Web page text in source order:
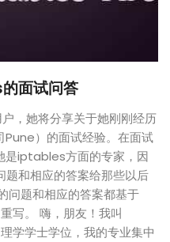
面试问答
，她将分享关于她刚刚经历
Pune）的面试经验。在面试
是iptables方面的专家，因
和相应的答案给那些以后
问题和相应的答案都基于
写。 嗨，朋友！我叫
学学士学位，我的专业集中